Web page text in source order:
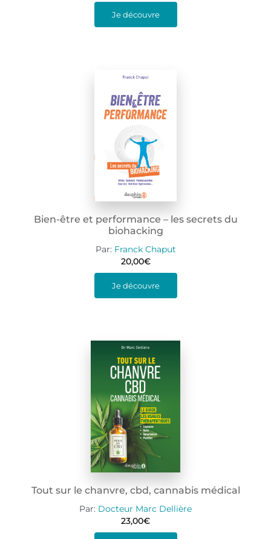
Je découvre
Bien-être et performance – les secrets du
biohacking
Par: Franck Chaput
20,00€
Je découvre
Tout sur le chanvre, cbd, cannabis médical
Par: Docteur Marc Dellière
23,00€